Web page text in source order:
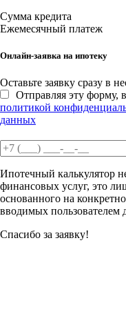
Сумма кредита
Ежемесячный платеж
Онлайн-заявка на ипотеку
Оставьте заявку сразу в
Отправляя эту форму,
политикой
данных
Ипотечный калькулятор
финансовых услуг, это
основанного на
вводимых пользователем
Спасибо за заявку!